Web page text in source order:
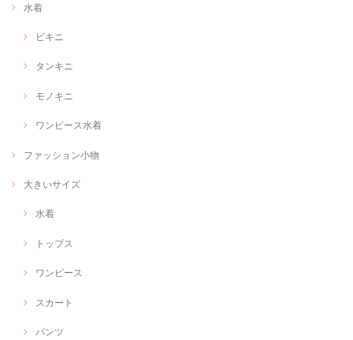
水着
ビキニ
タンキニ
モノキニ
ワンピース水着
ファッション小物
大きいサイズ
水着
トップス
ワンピース
スカート
パンツ